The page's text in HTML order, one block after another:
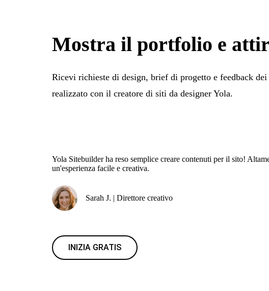
Mostra il portfolio e
Ricevi richieste di design, brief di progetto e feedback
realizzato con il creatore di siti da designer Yola.
Yola Sitebuilder ha reso semplice creare contenuti per il sito!
un'esperienza facile e creativa.
Sarah J. | Direttore creativo
INIZIA GRATIS